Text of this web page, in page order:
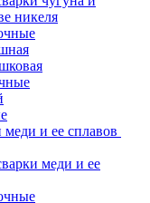
никеля
и ее сплавов
меди и ее